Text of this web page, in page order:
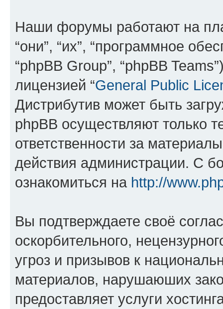
Наши форумы работают на
“они”, “их”, “программное
“phpBB Group”, “phpBB
лицензией “General Public
Дистрибутив может быть
phpBB осуществляют только
ответственности за
действия администрации. С
ознакомиться на http://
Вы подтверждаете своё
оскорбительного,
угроз и призывов к
материалов, нарушаюших
предоставляет услуги